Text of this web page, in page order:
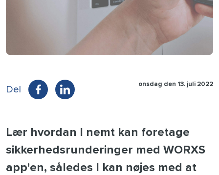
Del onsdag den 13. juli 2022
Lær hvordan I nemt kan foretage
sikkerhedsrunderinger med WORXS
app'en, således I kan nøjes med at